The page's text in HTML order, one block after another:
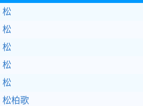
松
松
松
松
松
松柏歌